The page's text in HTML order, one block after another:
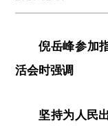
倪岳峰参加
活会时强调
坚持为人民